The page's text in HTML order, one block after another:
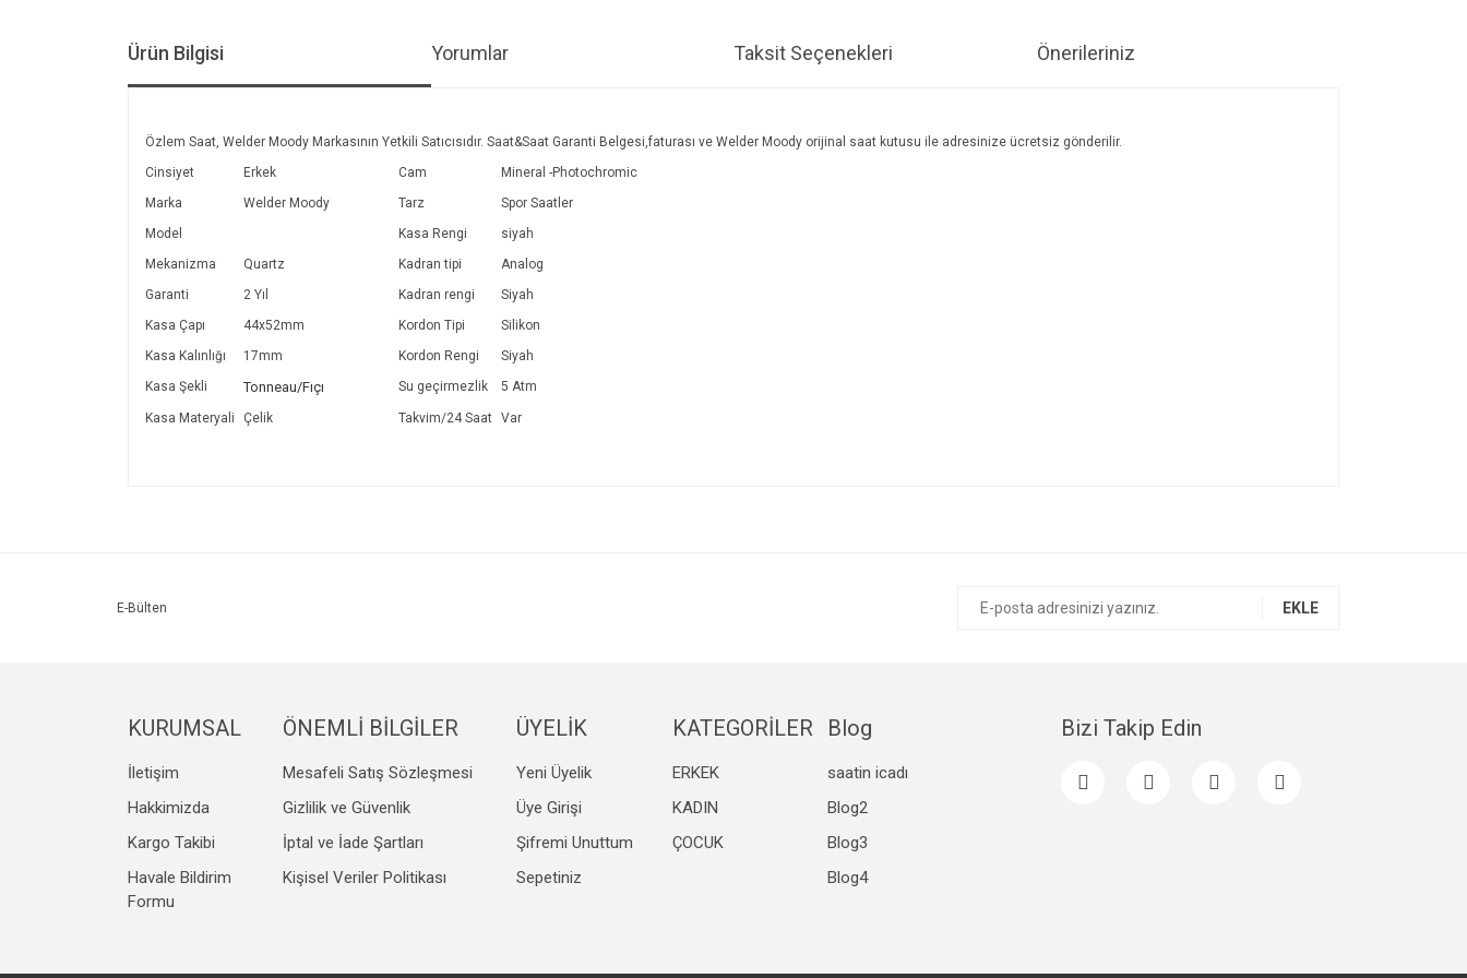
Ürün Bilgisi Yorumlar Taksit Seçenekleri Önerileriniz
Özlem Saat, Welder Moody Markasının Yetkili Satıcısıdır. Saat&Saat Garanti Belgesi,faturası ve Welder Moody orijinal saat kutusu ile adresinize ücretsiz gönderilir.
Cinsiyet
Erkek Cam
Mineral -Photochromic
Marka
Welder Moody Tarz
Spor Saatler
Model
Kasa Rengi
siyah
Mekanizma
Quartz Kadran tipi
Analog
Garanti
2 Yıl Kadran rengi
Siyah
Kasa Çapı
44x52mm Kordon Tipi
Silikon
Kasa Kalınlığı
17mm Kordon Rengi
Siyah
Kasa Şekli
Tonneau/Fıçı Su geçirmezlik 5 Atm
Kasa Materyali Çelik Takvim/24 Saat Var
Gönder
E-Bülten EKLE
KURUMSAL
İletişim
Hakkimizda
Kargo Takibi
Havale Bildirim
Formu
ÖNEMLİ BİLGİLER
Mesafeli Satış Sözleşmesi
Gizlilik ve Güvenlik
İptal ve İade Şartları
Kişisel Veriler Politikası
ÜYELİK
Yeni Üyelik
Üye Girişi
Şifremi Unuttum
Sepetiniz
KATEGORİLER
ERKEK
KADIN
ÇOCUK
Blog
saatin icadı
Blog2
Blog3
Blog4
Bizi Takip Edin